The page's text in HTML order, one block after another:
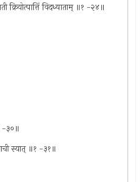
क्रियोत्पात्तिं विदध्याताम् ॥१ -२४॥
-३०॥
स्यात् ॥१ -३१॥